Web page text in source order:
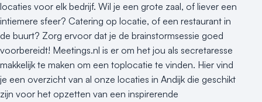
locaties voor elk bedrijf. Wil je een grote zaal, of liever een
intiemere sfeer? Catering op locatie, of een restaurant in
de buurt? Zorg ervoor dat je de brainstormsessie goed
voorbereidt! Meetings.nl is er om het jou als secretaresse
makkelijk te maken om een toplocatie te vinden. Hier vind
je een overzicht van al onze locaties in Andijk die geschikt
zijn voor het opzetten van een inspirerende